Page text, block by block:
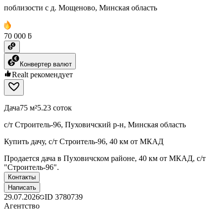
поблизости с д. Мощеново, Минская область
70 000 ƃ
Конвертер валют
Realt рекомендует
Дача75 м²5.23 соток
с/т Строитель-96, Пуховичский р-н, Минская область
Купить дачу, с/т Строитель-96, 40 км от МКАД
Продается дача в Пуховичском районе, 40 км от МКАД, с/т
"Строитель-96".
Контакты
Написать
29.07.2026 ID 3780739
Агентство